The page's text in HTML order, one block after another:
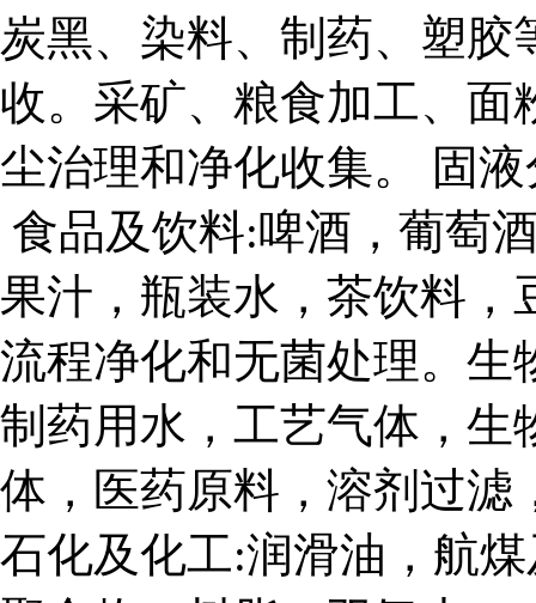
炭黑、染料、制药、塑
收。采矿、粮食加工、面
尘治理和净化收集。 固
食品及饮料:啤酒，葡萄
果汁，瓶装水，茶饮料，
流程净化和无菌处理。生
制药用水，工艺气体，生
体，医药原料，溶剂过滤
石化及化工:润滑油，航